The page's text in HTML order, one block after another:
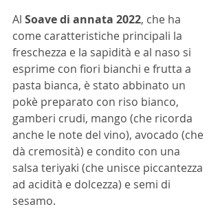
Al Soave di annata 2022, che ha
come caratteristiche principali la
freschezza e la sapidità e al naso si
esprime con fiori bianchi e frutta a
pasta bianca, è stato abbinato un
pokè preparato con riso bianco,
gamberi crudi, mango (che ricorda
anche le note del vino), avocado (che
dà cremosità) e condito con una
salsa teriyaki (che unisce piccantezza
ad acidità e dolcezza) e semi di
sesamo.